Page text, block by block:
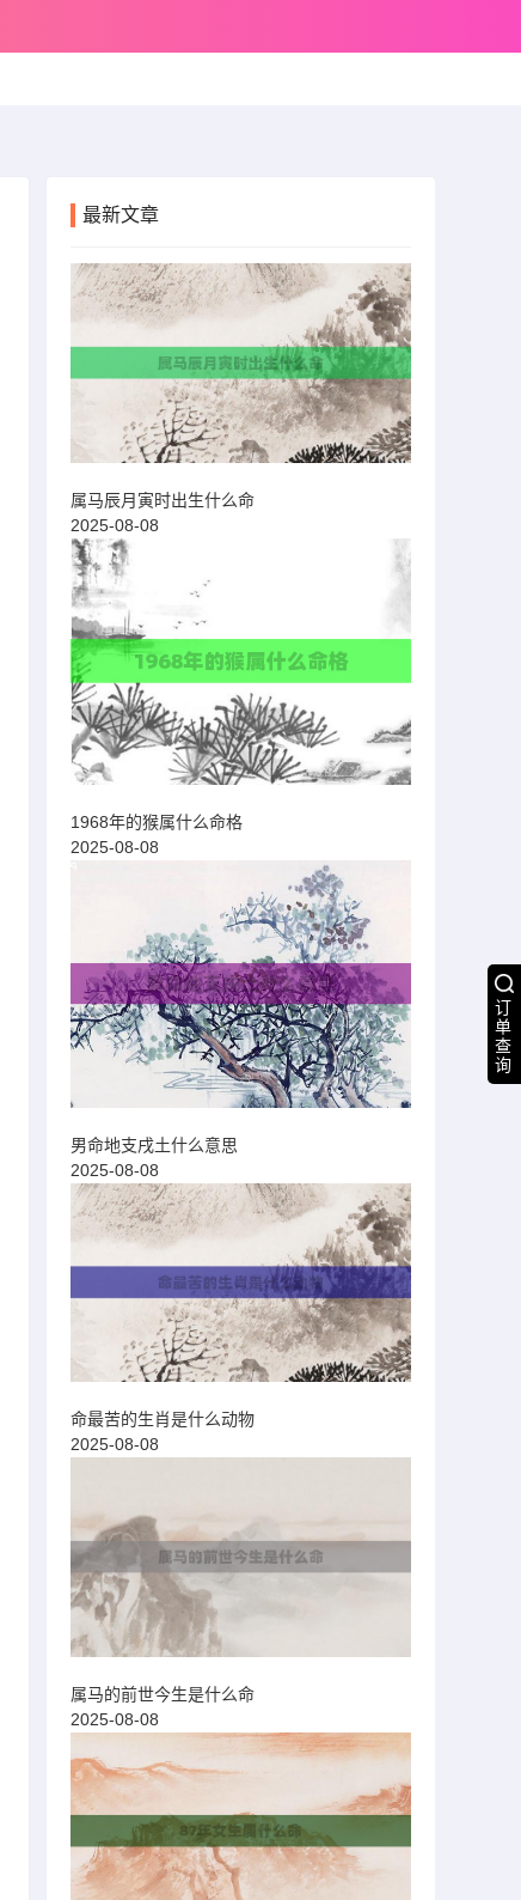
订
单
查
询
最新文章
属马辰月寅时出生什么命
2025-08-08
1968年的猴属什么命格
2025-08-08
男命地支戌土什么意思
2025-08-08
命最苦的生肖是什么动物
2025-08-08
属马的前世今生是什么命
2025-08-08